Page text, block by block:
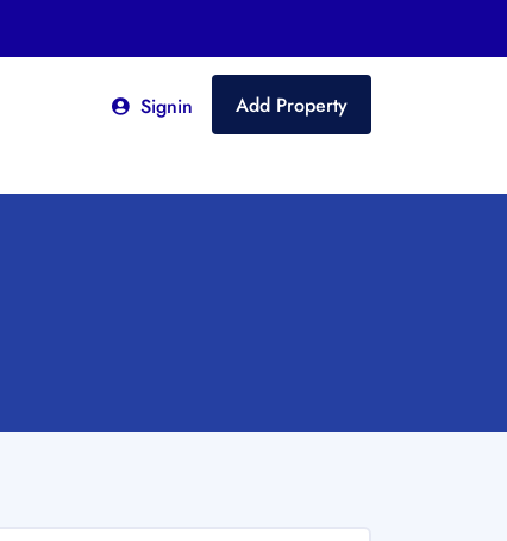
Signin Add Property